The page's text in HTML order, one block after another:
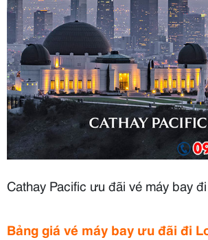
Cathay Pacific ưu đãi vé máy bay
Bảng giá vé máy bay ưu đãi đi